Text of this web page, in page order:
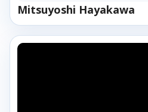
Mitsuyoshi Hayakawa